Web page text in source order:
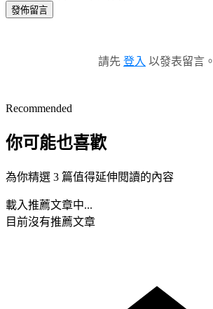
發佈留言
請先 登入 以發表留言。
Recommended
你可能也喜歡
為你精選 3 篇值得延伸閱讀的內容
載入推薦文章中...
目前沒有推薦文章